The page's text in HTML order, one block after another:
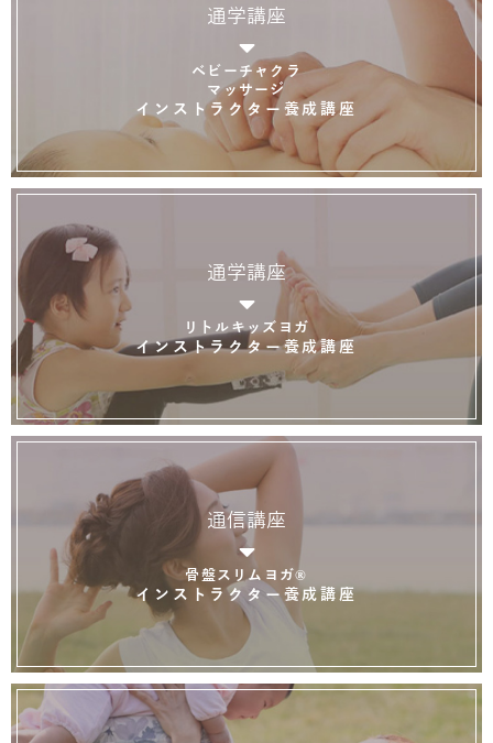
通学講座
ベビーチャクラ
マッサージ
インストラクター養成講座
通学講座
リトルキッズヨガ
インストラクター養成講座
通信講座
骨盤スリムヨガ®
インストラクター養成講座